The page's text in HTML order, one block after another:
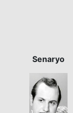
Senaryo